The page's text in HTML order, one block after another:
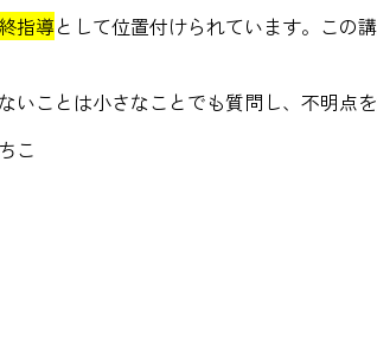
指導として位置付けられています。この
ことは小さなことでも質問し、不明点
こ